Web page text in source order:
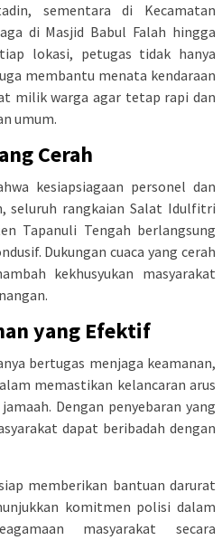
sementara di Kecamatan
di Masjid Babul Falah hingga
lokasi, petugas tidak hanya
membantu menata kendaraan
milik warga agar tetap rapi dan
umum.
Cerah
kesiapsiagaan personel dan
seluruh rangkaian Salat Idulfitri
Tapanuli Tengah berlangsung
Dukungan cuaca yang cerah
kekhusyukan masyarakat
yang Efektif
bertugas menjaga keamanan,
memastikan kelancaran arus
Dengan penyebaran yang
dapat beribadah dengan
memberikan bantuan darurat
komitmen polisi dalam
masyarakat secara